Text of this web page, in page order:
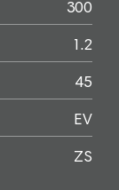
300
1.2
45
EV
ZS